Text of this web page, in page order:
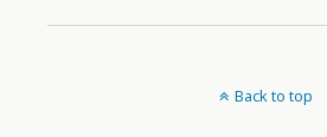
Back to top